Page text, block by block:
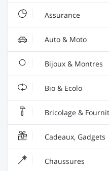
Assurance
Auto & Moto
Bijoux & Montres
Bio & Ecolo
Bricolage &
Cadeaux, Gadgets
Chaussures